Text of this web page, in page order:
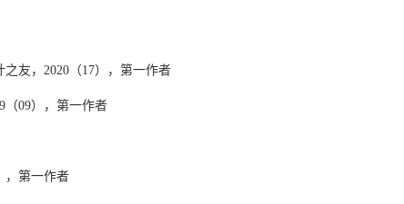
之友， 2020 （17）， 第一作者
（09）， 第一作者
， 第一作者